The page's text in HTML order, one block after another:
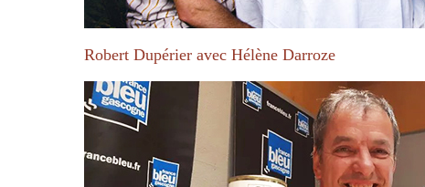
Robert Dupérier avec Hélène Darroze